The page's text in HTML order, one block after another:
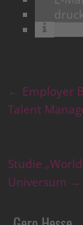
← Employer
Talent
Studie
Universum →